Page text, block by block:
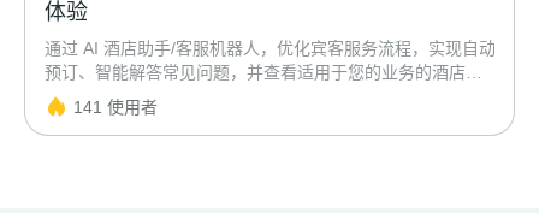
体验
通过 AI 酒店助手/客服机器人，优化宾客服务流程，实现自动
预订、智能解答常见问题，并查看适用于您的业务的酒店预
订机器人案例。
141 使用者